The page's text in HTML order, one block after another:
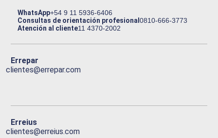
WhatsApp+54 9 11 5936-6406
Consultas de orientación profesional0810-666-3773
Atención al cliente11 4370-2002
Errepar
clientes@errepar.com
Erreius
clientes@erreius.com